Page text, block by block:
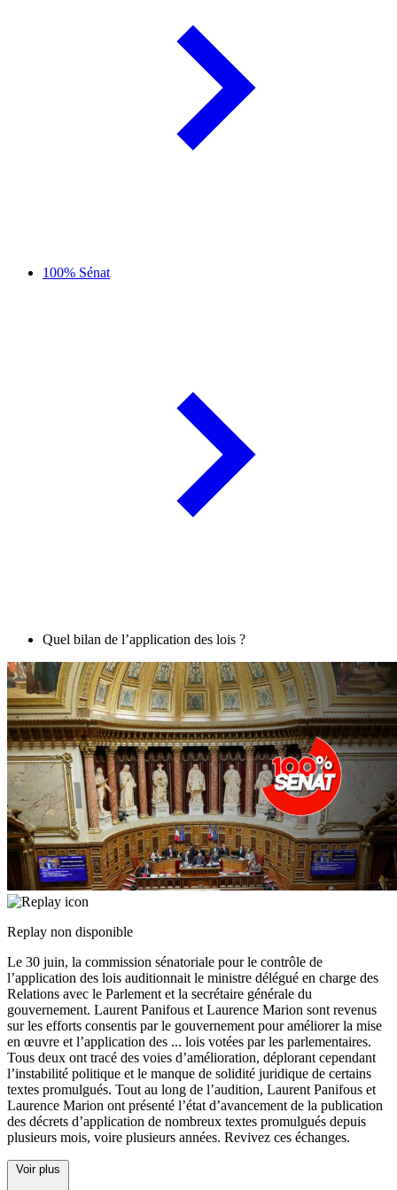
100% Sénat
Quel bilan de l’application des lois ?
Replay non disponible
Le 30 juin, la commission sénatoriale pour le contrôle de
l’application des lois auditionnait le ministre délégué en charge des
Relations avec le Parlement et la secrétaire générale du
gouvernement. Laurent Panifous et Laurence Marion sont revenus
sur les efforts consentis par le gouvernement pour améliorer la mise
en œuvre et l’application des ... lois votées par les parlementaires.
Tous deux ont tracé des voies d’amélioration, déplorant cependant
l’instabilité politique et le manque de solidité juridique de certains
textes promulgués. Tout au long de l’audition, Laurent Panifous et
Laurence Marion ont présenté l’état d’avancement de la publication
des décrets d’application de nombreux textes promulgués depuis
plusieurs mois, voire plusieurs années. Revivez ces échanges.
Voir plus